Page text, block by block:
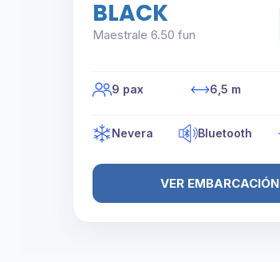
BLACK
Maestrale 6.50 fun
9 pax 6,5 m
Nevera Bluetooth
VER EMBARCACIÓN